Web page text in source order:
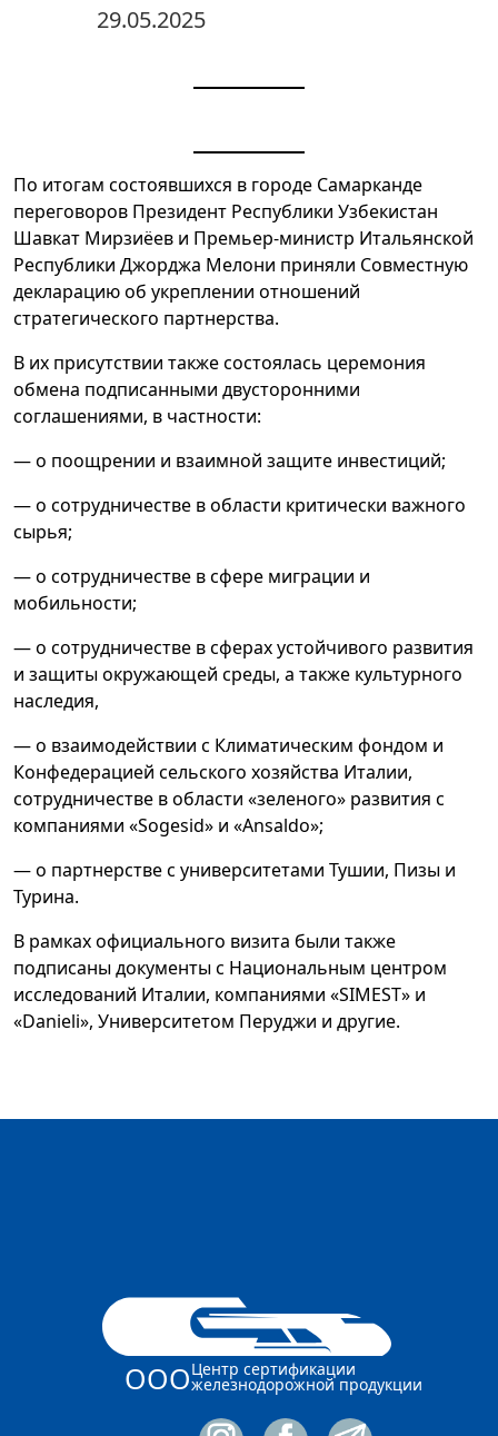
29.05.2025
По итогам состоявшихся в городе Самарканде
переговоров Президент Республики Узбекистан
Шавкат Мирзиёев и Премьер-министр Итальянской
Республики Джорджа Мелони приняли Совместную
декларацию об укреплении отношений
стратегического партнерства.
В их присутствии также состоялась церемония
обмена подписанными двусторонними
соглашениями, в частности:
— о поощрении и взаимной защите инвестиций;
— о сотрудничестве в области критически важного
сырья;
— о сотрудничестве в сфере миграции и
мобильности;
— о сотрудничестве в сферах устойчивого развития
и защиты окружающей среды, а также культурного
наследия,
— о взаимодействии с Климатическим фондом и
Конфедерацией сельского хозяйства Италии,
сотрудничестве в области «зеленого» развития с
компаниями «Sogesid» и «Ansaldo»;
— о партнерстве с университетами Тушии, Пизы и
Турина.
В рамках официального визита были также
подписаны документы с Национальным центром
исследований Италии, компаниями «SIMEST» и
«Danieli», Университетом Перуджи и другие.
ОООЦентр сертификации
железнодорожной продукции